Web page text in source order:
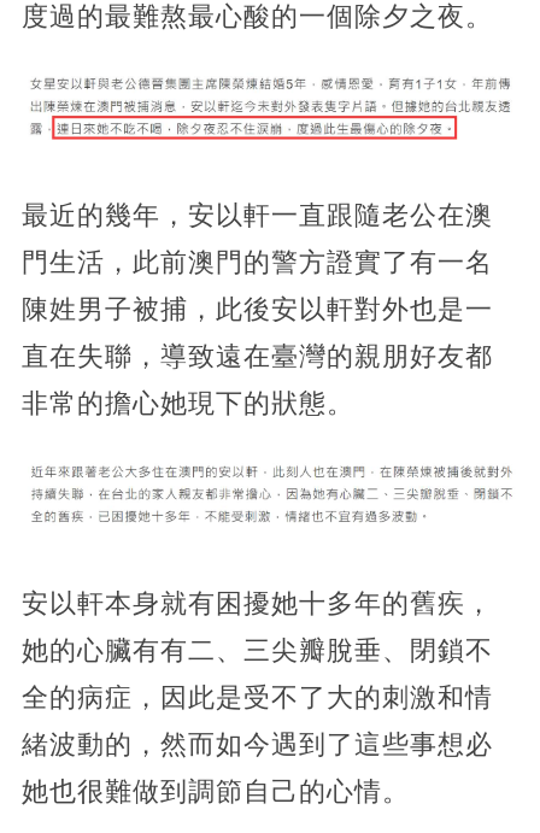
度過的最難熬最心酸的一個除夕之夜。
最近的幾年，安以軒一直跟隨老公在澳
門生活，此前澳門的警方證實了有一名
陳姓男子被捕，此後安以軒對外也是一
直在失聯，導致遠在臺灣的親朋好友都
非常的擔心她現下的狀態。
安以軒本身就有困擾她十多年的舊疾，
她的心臟有有二、三尖瓣脫垂、閉鎖不
全的病症，因此是受不了大的刺激和情
緒波動的，然而如今遇到了這些事想必
她也很難做到調節自己的心情。